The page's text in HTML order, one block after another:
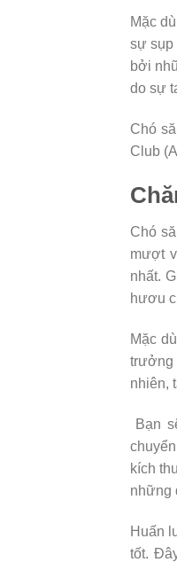
Mặc
sự sụp
bởi
do sự
Chó
Club
Chó
mượt
nhất.
hươu
Mặc
nhiên,
Bạn
kích
những
Huấn
tốt.